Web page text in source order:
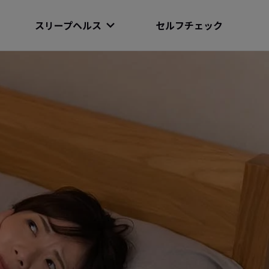
スリープヘルス セルフチェック